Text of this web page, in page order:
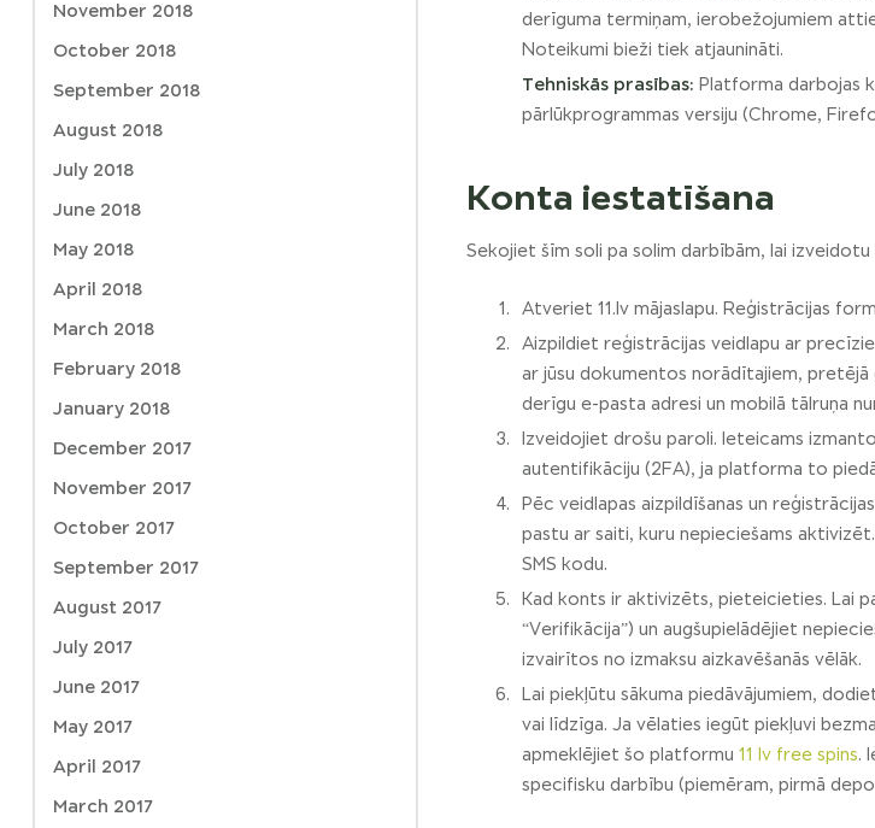
derīguma termiņam, ierobežojumiem
Noteikumi bieži tiek atjaunināti.
Tehniskās prasības: Platforma darbojas
pārlūkprogrammas versiju (Chrome,
Konta iestatīšana
Sekojiet šīm soli pa solim darbībām, lai
Atveriet 11.lv mājaslapu. Reģistrācijas
Aizpildiet reģistrācijas veidlapu ar
ar jūsu dokumentos norādītajiem, pretējā
derīgu e-pasta adresi un mobilā tālruņa
Izveidojiet drošu paroli. Ieteicams
autentifikāciju (2FA), ja platforma to
Pēc veidlapas aizpildīšanas un
pastu ar saiti, kuru nepieciešams
SMS kodu.
Kad konts ir aktivizēts, pieteicieties. Lai
“Verifikācija”) un augšupielādējiet
izvairītos no izmaksu aizkavēšanās vēlāk.
Lai piekļūtu sākuma piedāvājumiem,
vai līdzīga. Ja vēlaties iegūt piekļuvi
apmeklējiet šo platformu 11 lv free spins.
specifisku darbību (piemēram, pirmā
November 2018
October 2018
September 2018
August 2018
July 2018
June 2018
May 2018
April 2018
March 2018
February 2018
January 2018
December 2017
November 2017
October 2017
September 2017
August 2017
July 2017
June 2017
May 2017
April 2017
March 2017